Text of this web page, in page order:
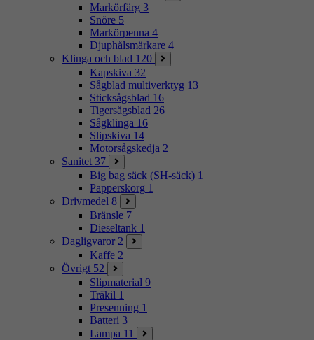
Markörfärg 3
Snöre 5
Markörpenna 4
Djuphålsmärkare 4
Klinga och blad 120
Kapskiva 32
Sågblad multiverktyg 13
Sticksågsblad 16
Tigersågsblad 26
Sågklinga 16
Slipskiva 14
Motorsågskedja 2
Sanitet 37
Big bag säck (SH-säck) 1
Papperskorg 1
Drivmedel 8
Bränsle 7
Dieseltank 1
Dagligvaror 2
Kaffe 2
Övrigt 52
Slipmaterial 9
Träkil 1
Presenning 1
Batteri 3
Lampa 11